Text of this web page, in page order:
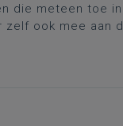
die meteen toe
ook mee aan